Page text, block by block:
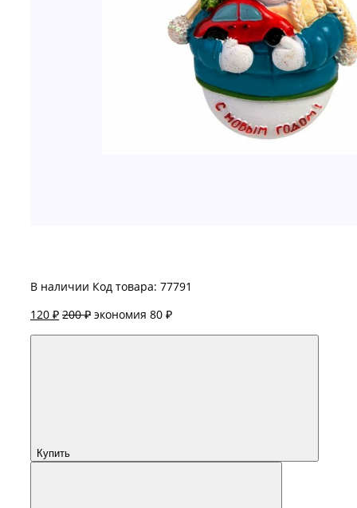
В наличии Код товара: 77791
120 ₽ 200 ₽ экономия 80 ₽
Купить